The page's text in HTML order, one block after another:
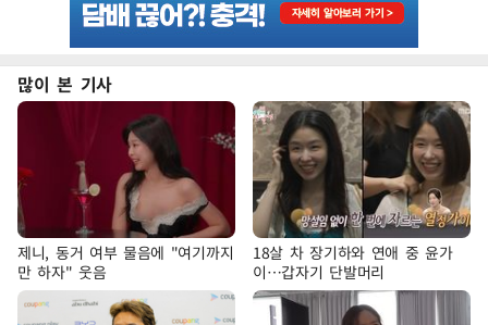
많이 본 기사
제니, 동거 여부 물음에 "여기까지
만 하자" 웃음
18살 차 장기하와 연애 중 윤가
이…갑자기 단발머리